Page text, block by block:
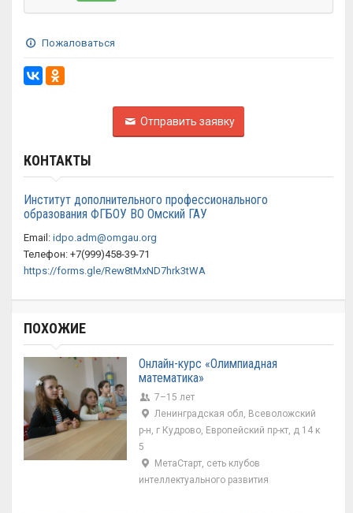
Пожаловаться
Отправить заявку
КОНТАКТЫ
Институт дополнительного профессионального
образования ФГБОУ ВО Омский ГАУ
Email: idpo.adm@omgau.org
Телефон: +7(999)458-39-71
https://forms.gle/Rew8tMxND7hrk3tWA
ПОХОЖИЕ
Онлайн-курс «Олимпиадная
математика»
7–15 лет
Ленинградская обл, Всеволожский
р-н, г Кудрово, Европейский пр-кт, д 14 к
5
МетаСтарт, сеть клубов
интеллектуального развития